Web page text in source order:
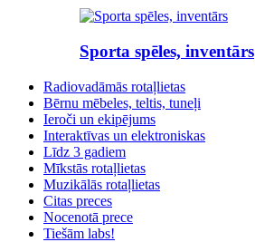
Sporta spēles, inventārs
Radiovadāmās rotaļlietas
Bērnu mēbeles, teltis, tuneļi
Ieroči un ekipējums
Interaktīvas un elektroniskas
Līdz 3 gadiem
Mīkstās rotaļlietas
Muzikālās rotaļlietas
Citas preces
Nocenotā prece
Tiešām labs!